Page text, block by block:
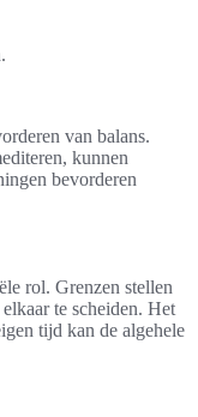
van balans.
kunnen
bevorderen
rol. Grenzen stellen
te scheiden. Het
tijd kan de algehele